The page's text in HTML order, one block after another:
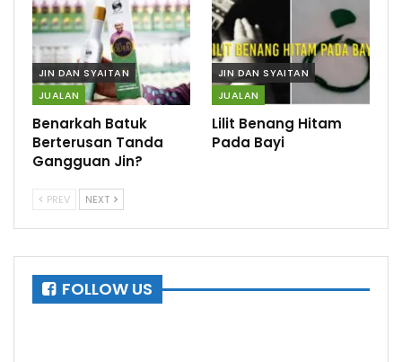
JIN DAN SYAITAN
JUALAN
Benarkah Batuk
Berterusan Tanda
Gangguan Jin?
JIN DAN SYAITAN
JUALAN
Lilit Benang Hitam
Pada Bayi
PREV NEXT
FOLLOW US